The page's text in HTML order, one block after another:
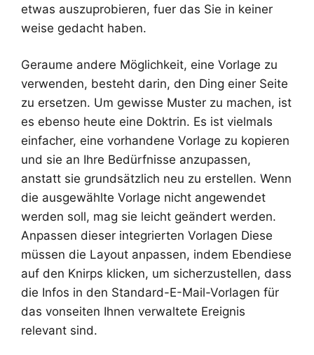
etwas auszuprobieren, fuer das Sie in keiner
weise gedacht haben.
Geraume andere Möglichkeit, eine Vorlage zu
verwenden, besteht darin, den Ding einer Seite
zu ersetzen. Um gewisse Muster zu machen, ist
es ebenso heute eine Doktrin. Es ist vielmals
einfacher, eine vorhandene Vorlage zu kopieren
und sie an Ihre Bedürfnisse anzupassen,
anstatt sie grundsätzlich neu zu erstellen. Wenn
die ausgewählte Vorlage nicht angewendet
werden soll, mag sie leicht geändert werden.
Anpassen dieser integrierten Vorlagen Diese
müssen die Layout anpassen, indem Ebendiese
auf den Knirps klicken, um sicherzustellen, dass
die Infos in den Standard-E-Mail-Vorlagen für
das vonseiten Ihnen verwaltete Ereignis
relevant sind.